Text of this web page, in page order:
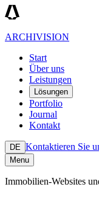
ARCHIVISION
Start
Über uns
Leistungen
Lösungen
Portfolio
Journal
Kontakt
DE Kontaktieren Sie
Menu
Immobilien-Websites